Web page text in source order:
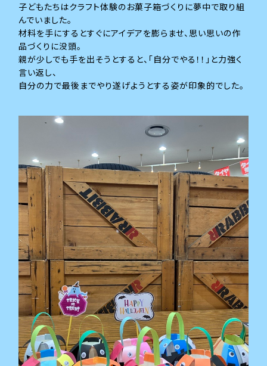
子どもたちはクラフト体験のお菓子箱づくりに夢中で取り組
んでいました。
材料を手にするとすぐにアイデアを膨らませ、思い思いの作
品づくりに没頭。
親が少しでも手を出そうとすると、「自分でやる！！」と力強く
言い返し、
自分の力で最後までやり遂げようとする姿が印象的でした。